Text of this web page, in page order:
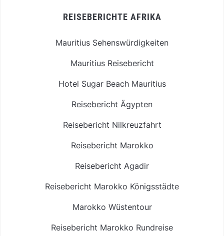
REISEBERICHTE AFRIKA
Mauritius Sehenswürdigkeiten
Mauritius Reisebericht
Hotel Sugar Beach Mauritius
Reisebericht Ägypten
Reisebericht Nilkreuzfahrt
Reisebericht Marokko
Reisebericht Agadir
Reisebericht Marokko Königsstädte
Marokko Wüstentour
Reisebericht Marokko Rundreise